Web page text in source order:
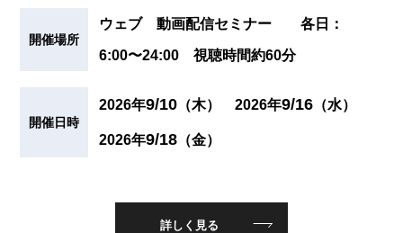
開催場所
ウェブ 動画配信セミナー 各日：
6:00〜24:00 視聴時間約60分
開催日時
2026年9/10 （木） 2026年9/16 （水）
2026年9/18 （金）
詳しく見る